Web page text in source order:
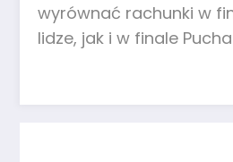
wyrównać rachunki w
lidze, jak i w finale